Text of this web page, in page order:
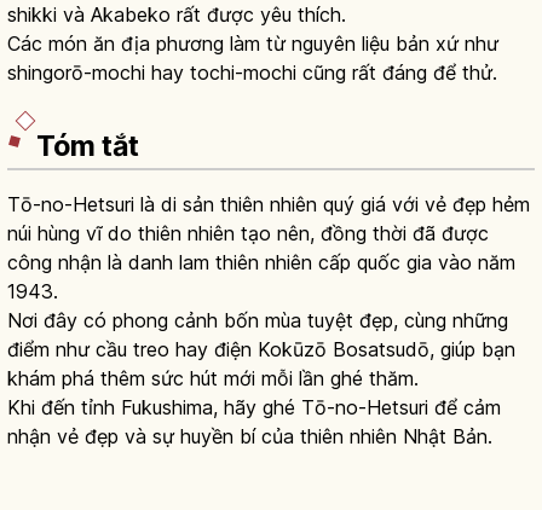
shikki và Akabeko rất được yêu thích.
Các món ăn địa phương làm từ nguyên liệu bản xứ như
shingorō-mochi hay tochi-mochi cũng rất đáng để thử.
Tóm tắt
Tō-no-Hetsuri là di sản thiên nhiên quý giá với vẻ đẹp hẻm
núi hùng vĩ do thiên nhiên tạo nên, đồng thời đã được
công nhận là danh lam thiên nhiên cấp quốc gia vào năm
1943.
Nơi đây có phong cảnh bốn mùa tuyệt đẹp, cùng những
điểm như cầu treo hay điện Kokūzō Bosatsudō, giúp bạn
khám phá thêm sức hút mới mỗi lần ghé thăm.
Khi đến tỉnh Fukushima, hãy ghé Tō-no-Hetsuri để cảm
nhận vẻ đẹp và sự huyền bí của thiên nhiên Nhật Bản.